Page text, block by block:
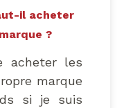
il acheter
?
acheter les
marque
si je suis